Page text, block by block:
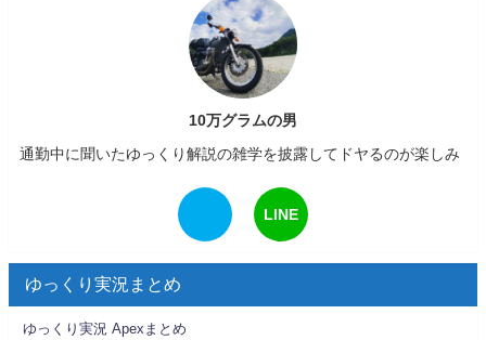
10万グラムの男
通勤中に聞いたゆっくり解説の雑学を披露してドヤるのが楽しみ
LINE
ゆっくり実況まとめ
ゆっくり実況 Apexまとめ